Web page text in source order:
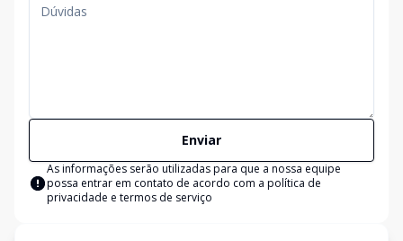
Enviar
As informações serão utilizadas para que a nossa equipe
possa entrar em contato de acordo com a política de
privacidade e termos de serviço